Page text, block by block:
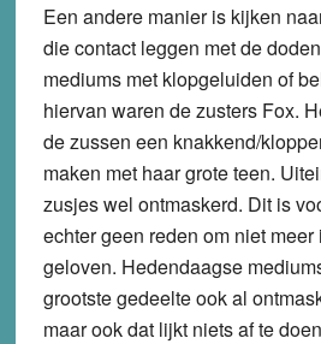
Een andere manier is kijken
die contact leggen met de
mediums met klopgeluiden of
hiervan waren de zusters Fox.
de zussen een knakkend/
maken met haar grote teen.
zusjes wel ontmaskerd. Dit is
echter geen reden om niet meer
geloven. Hedendaagse
grootste gedeelte ook al
maar ook dat lijkt niets af te